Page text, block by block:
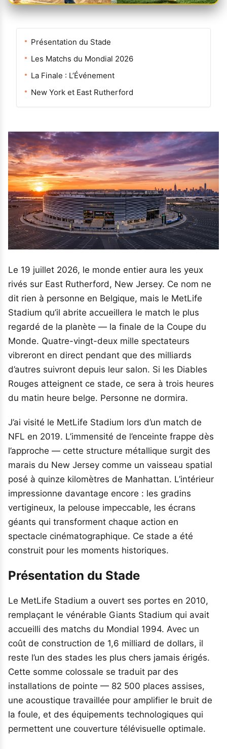
Présentation du Stade
Les Matchs du Mondial 2026
La Finale : L’Événement
New York et East Rutherford
Le 19 juillet 2026, le monde entier aura les yeux
rivés sur East Rutherford, New Jersey. Ce nom ne
dit rien à personne en Belgique, mais le MetLife
Stadium qu’il abrite accueillera le match le plus
regardé de la planète — la finale de la Coupe du
Monde. Quatre-vingt-deux mille spectateurs
vibreront en direct pendant que des milliards
d’autres suivront depuis leur salon. Si les Diables
Rouges atteignent ce stade, ce sera à trois heures
du matin heure belge. Personne ne dormira.
J’ai visité le MetLife Stadium lors d’un match de
NFL en 2019. L’immensité de l’enceinte frappe dès
l’approche — cette structure métallique surgit des
marais du New Jersey comme un vaisseau spatial
posé à quinze kilomètres de Manhattan. L’intérieur
impressionne davantage encore : les gradins
vertigineux, la pelouse impeccable, les écrans
géants qui transforment chaque action en
spectacle cinématographique. Ce stade a été
construit pour les moments historiques.
Présentation du Stade
Le MetLife Stadium a ouvert ses portes en 2010,
remplaçant le vénérable Giants Stadium qui avait
accueilli des matchs du Mondial 1994. Avec un
coût de construction de 1,6 milliard de dollars, il
reste l’un des stades les plus chers jamais érigés.
Cette somme colossale se traduit par des
installations de pointe — 82 500 places assises,
une acoustique travaillée pour amplifier le bruit de
la foule, et des équipements technologiques qui
permettent une couverture télévisuelle optimale.